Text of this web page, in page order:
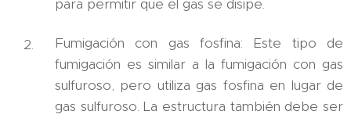
para permitir que el gas se disipe.
Fumigación con gas fosfina: Este tipo de
fumigación es similar a la fumigación con gas
sulfuroso, pero utiliza gas fosfina en lugar de
gas sulfuroso. La estructura también debe ser